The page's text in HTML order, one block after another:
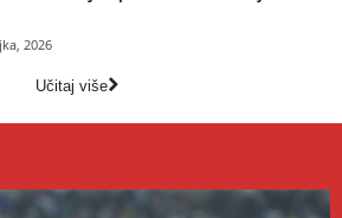
2026
Učitaj više